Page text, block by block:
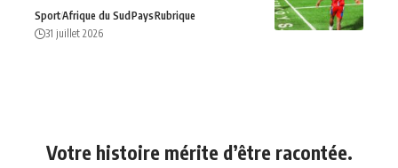
SportAfrique du‍ SudPaysRubrique
31 juillet 2026
Votre histoire mérite d’être racontée.